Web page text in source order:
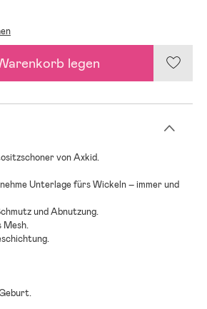
legen
von Axkid.
Unterlage fürs Wickeln – immer und
und Abnutzung.
Mesh.